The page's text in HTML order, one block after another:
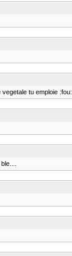
tu emploie :fou: